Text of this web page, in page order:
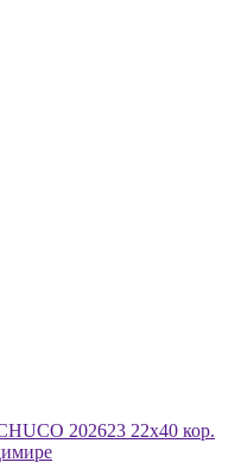
202623 22х40 кор.